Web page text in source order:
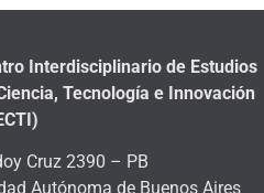
Interdisciplinario de Estudios
Tecnología e Innovación
Cruz 2390 – PB
Autónoma de Buenos Aires